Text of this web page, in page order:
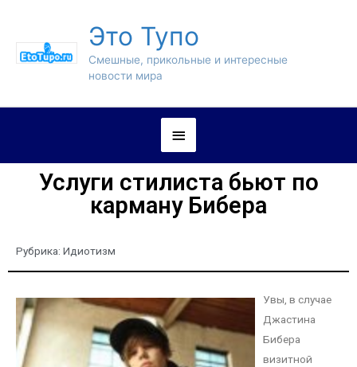
Это Тупо
Смешные, прикольные и интересные
новости мира
Услуги стилиста бьют по
карману Бибера
Рубрика: Идиотизм
Увы, в случае
Джастина
Бибера
визитной